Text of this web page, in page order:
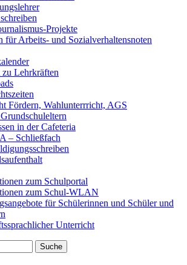
Projekte
für Arbeits- und Sozialverhaltensnoten
Lehrkräften
Fördern, Wahlunterrricht, AGS
in der Cafeteria
– Schließfach
zum Schulportal
zum Schul-WLAN
für Schülerinnen und Schüler und
Unterricht